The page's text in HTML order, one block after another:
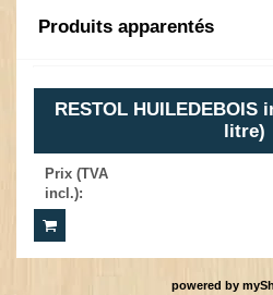
Produits apparentés
RESTOL HUILEDEBOIS
litre)
Prix (TVA
incl.):
powered by